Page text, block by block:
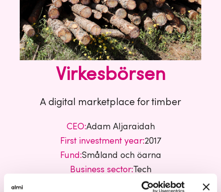
Virkesbörsen
A digital marketplace for timber
CEO:Adam Aljaraidah
First investment year:2017
Fund:Småland och öarna
Business sector:Tech